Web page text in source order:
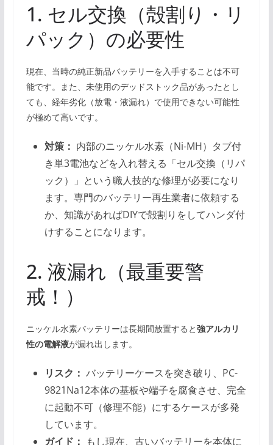
1. セル交換（殻割り・リ
パック）の必要性
現在、当時の純正新品バッテリーを入手することは不可
能です。また、未使用のデッドストック品があったとし
ても、経年劣化（放電・液漏れ）で使用できない可能性
が極めて高いです。
対策： 内部のニッケル水素（Ni-MH）タブ付
き単3電池などを入れ替える「セル交換（リパ
ック）」という職人技的な修理が必要になり
ます。専門のバッテリー再生業者に依頼する
か、知識があればDIYで殻割りをしてハンダ付
けすることになります。
2. 液漏れ（最重要警
戒！）
ニッケル水素バッテリーは長期間放置すると強アルカリ
性の電解液が漏れ出します。
リスク： バッテリーケースを突き破り、PC-
9821Na12本体の基板や端子を腐食させ、完全
に起動不可（修理不能）にするケースが多発
しています。
ガイド： もし現在、古いバッテリーを本体に